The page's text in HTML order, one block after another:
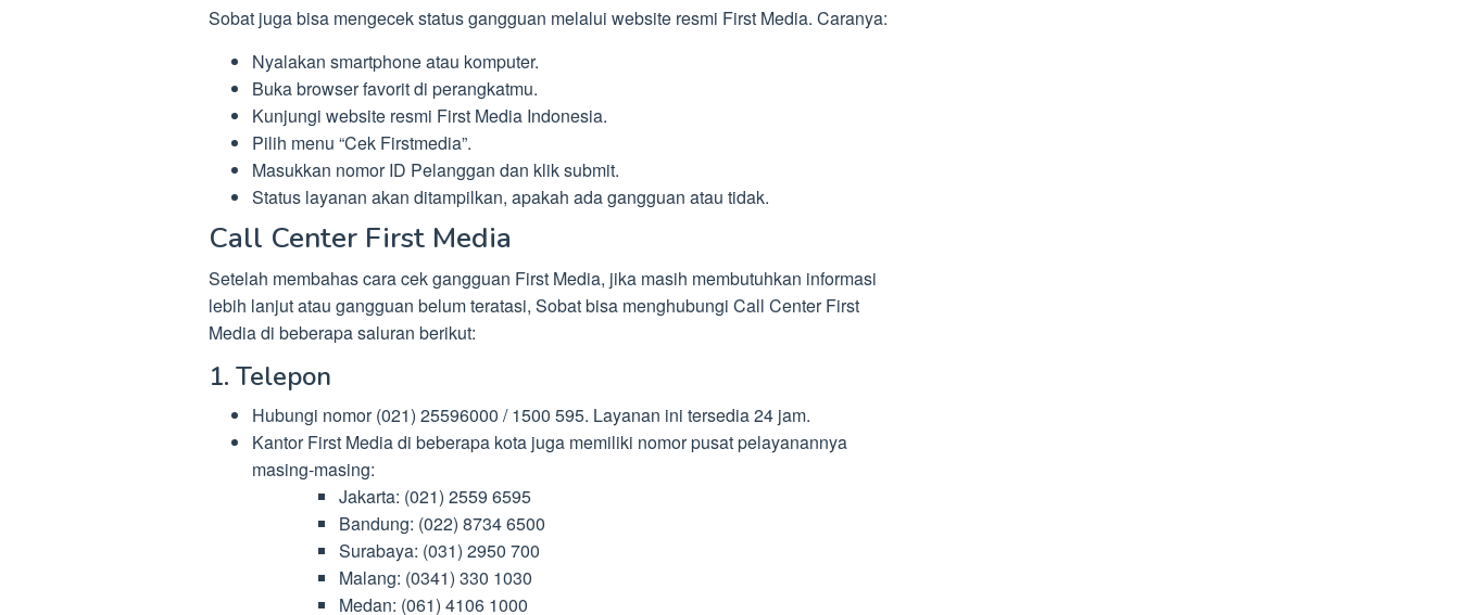
Sobat juga bisa mengecek status gangguan melalui website resmi First Media. Caranya:
Nyalakan smartphone atau komputer.
Buka browser favorit di perangkatmu.
Kunjungi website resmi First Media Indonesia.
Pilih menu “Cek Firstmedia”.
Masukkan nomor ID Pelanggan dan klik submit.
Status layanan akan ditampilkan, apakah ada gangguan atau tidak.
Call Center First Media
Setelah membahas cara cek gangguan First Media, jika masih membutuhkan informasi
lebih lanjut atau gangguan belum teratasi, Sobat bisa menghubungi Call Center First
Media di beberapa saluran berikut:
1. Telepon
Hubungi nomor (021) 25596000 / 1500 595. Layanan ini tersedia 24 jam.
Kantor First Media di beberapa kota juga memiliki nomor pusat pelayanannya
masing-masing:
Jakarta: (021) 2559 6595
Bandung: (022) 8734 6500
Surabaya: (031) 2950 700
Malang: (0341) 330 1030
Medan: (061) 4106 1000